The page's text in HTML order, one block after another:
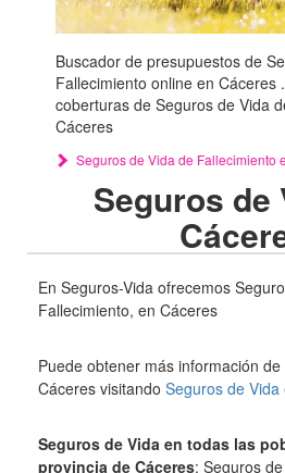
Buscador de presupuestos de
Fallecimiento online en Cáceres
coberturas de Seguros de Vida
Cáceres
Seguros de Vida de Fallecimiento
Seguros de
En Seguros-Vida ofrecemos
Fallecimiento, en Cáceres
Puede obtener más información
Cáceres visitando Seguros de
Seguros de Vida en todas las
provincia de Cáceres: Seguros